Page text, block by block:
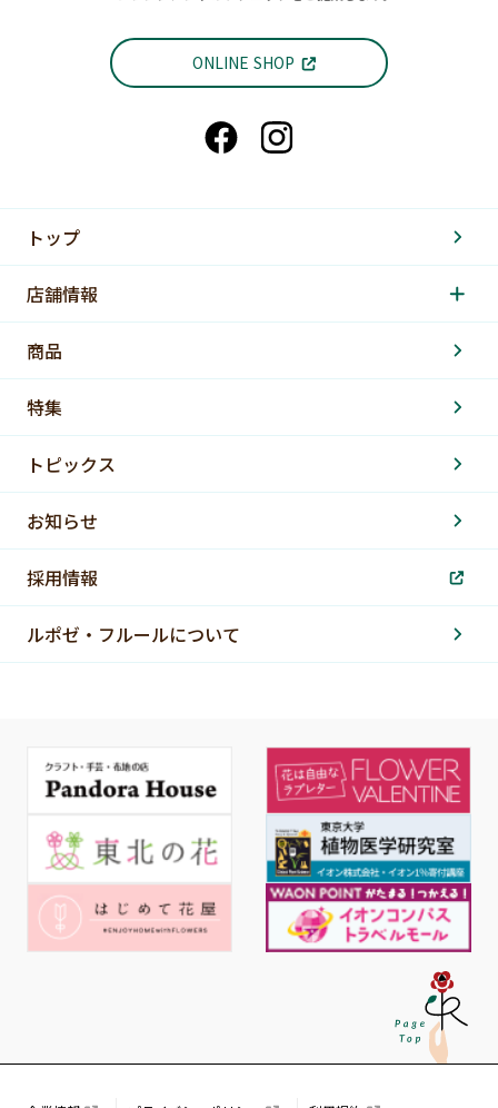
ONLINE SHOP
トップ
店舗情報
商品
特集
トピックス
お知らせ
採用情報
ルポゼ・フルールについて